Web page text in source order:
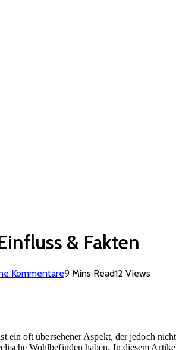
& Fakten
Kommentare9 Mins Read12 Views
ein oft übersehener Aspekt, der jedoch
Wohlbefinden haben. In diesem